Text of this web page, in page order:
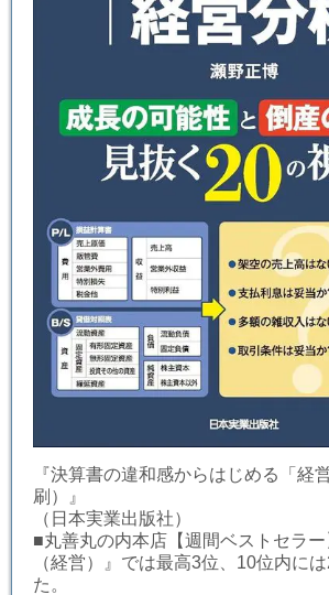
『決算書の違和感からはじめる「経
刷）』
（日本実業出版社）
■丸善丸の内本店【週間ベストセラー
（経営）』では最高3位、10位内に
た。